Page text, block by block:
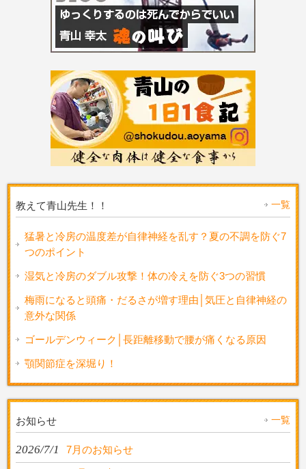
教えて青山先生！！ 一覧
猛暑と冷房の温度差が自律神経を乱す？夏の不調を防ぐ7
つのポイント
湿気と冷房のダブル攻撃！体の冷えを防ぐ3つの習慣
梅雨になると頭痛・だるさが増す理由│気圧と自律神経の
意外な関係
ゴールデンウィーク│長距離移動で腰が痛くなる原因
顎関節症を深堀り！
お知らせ 一覧
2026/7/1 7月のお知らせ